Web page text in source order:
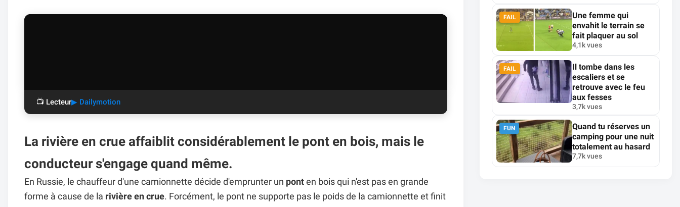
📺 Lecteur▶ Dailymotion
La rivière en crue affaiblit considérablement le pont en bois, mais le
conducteur s'engage quand même.
En Russie, le chauffeur d'une camionnette décide d'emprunter un pont en bois qui n'est pas en grande
forme à cause de la rivière en crue. Forcément, le pont ne supporte pas le poids de la camionnette et finit
FAIL
Une femme qui
envahit le terrain se
fait plaquer au sol
4,1k vues
FAIL
Il tombe dans les
escaliers et se
retrouve avec le feu
aux fesses
3,7k vues
FUN
Quand tu réserves un
camping pour une nuit
totalement au hasard
7,7k vues